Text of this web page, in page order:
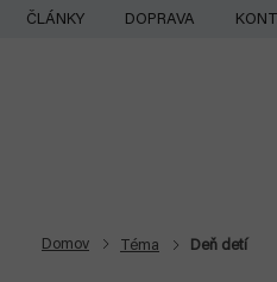
Prejsť
ČLÁNKY DOPRAVA
Domov Téma Deň detí